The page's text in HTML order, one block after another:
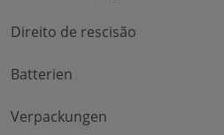
Direito de rescisão
Batterien
Verpackungen